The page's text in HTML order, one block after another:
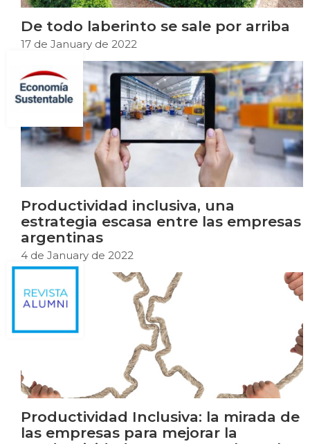
De todo laberinto se sale por arriba
17 de January de 2022
Productividad inclusiva, una
estrategia escasa entre las empresas
argentinas
4 de January de 2022
Productividad Inclusiva: la mirada de
las empresas para mejorar la